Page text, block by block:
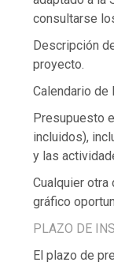
consultarse
Descripción
proyecto.
Calendario
Presupuesto
incluidos),
y las
Cualquier otra
gráfico
PLAZO DE
El plazo de